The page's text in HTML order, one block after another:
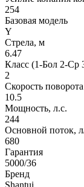
254
Базовая модель
Y
Стрела, м
6.47
Класс (1-Бол 2-
2
Скорость
10.5
Мощность, л.с.
244
Основной поток,
680
Гарантия
5000/36
Бренд